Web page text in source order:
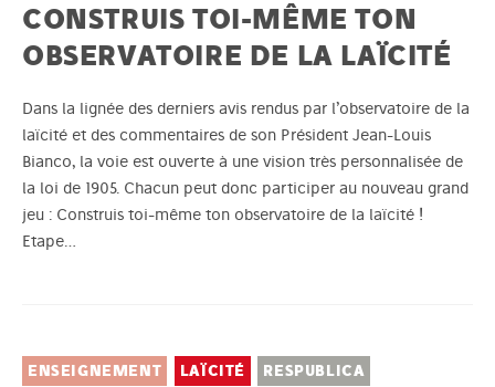
CONSTRUIS TOI-MÊME TON
OBSERVATOIRE DE LA LAÏCITÉ
Dans la lignée des derniers avis rendus par l’observatoire de la
laïcité et des commentaires de son Président Jean-Louis
Bianco, la voie est ouverte à une vision très personnalisée de
la loi de 1905. Chacun peut donc participer au nouveau grand
jeu : Construis toi-même ton observatoire de la laïcité !
Etape…
ENSEIGNEMENT LAÏCITÉ RESPUBLICA